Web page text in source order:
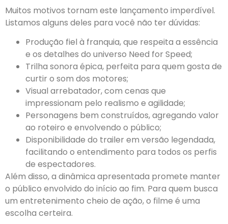
Muitos motivos tornam este lançamento imperdível.
Listamos alguns deles para você não ter dúvidas:
Produção fiel à franquia, que respeita a essência
e os detalhes do universo Need for Speed;
Trilha sonora épica, perfeita para quem gosta de
curtir o som dos motores;
Visual arrebatador, com cenas que
impressionam pelo realismo e agilidade;
Personagens bem construídos, agregando valor
ao roteiro e envolvendo o público;
Disponibilidade do trailer em versão legendada,
facilitando o entendimento para todos os perfis
de espectadores.
Além disso, a dinâmica apresentada promete manter
o público envolvido do início ao fim. Para quem busca
um entretenimento cheio de ação, o filme é uma
escolha certeira.